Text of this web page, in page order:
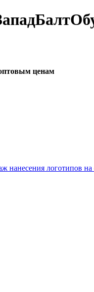
ценам
нанесения логотипов